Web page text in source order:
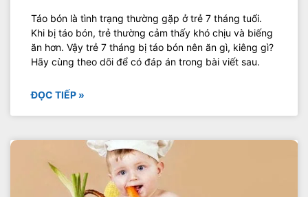
Táo bón là tình trạng thường gặp ở trẻ 7 tháng tuổi.
Khi bị táo bón, trẻ thường cảm thấy khó chịu và biếng
ăn hơn. Vậy trẻ 7 tháng bị táo bón nên ăn gì, kiêng gì?
Hãy cùng theo dõi để có đáp án trong bài viết sau.
ĐỌC TIẾP »